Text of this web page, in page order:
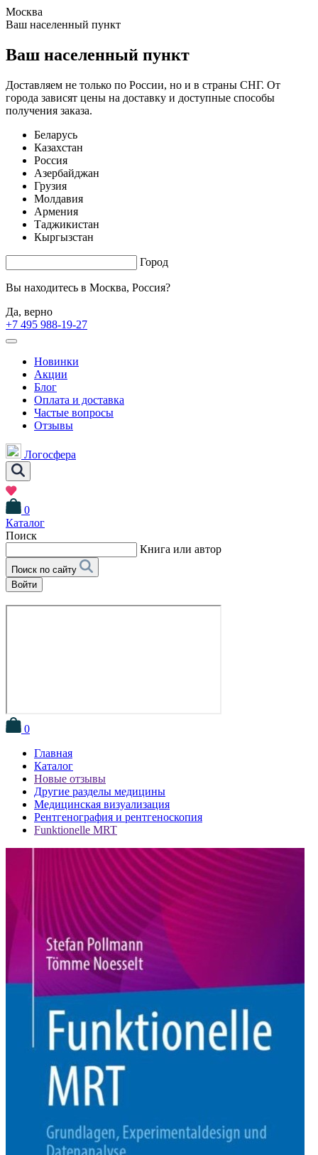
Москва
Ваш населенный пункт
Ваш населенный пункт
Доставляем не только по России, но и в страны СНГ. От
города зависят цены на доставку и доступные способы
получения заказа.
Беларусь
Казахстан
Россия
Азербайджан
Грузия
Молдавия
Армения
Таджикистан
Кыргызстан
Город
Вы находитесь в Москва, Россия?
Да, верно
+7 495 988-19-27
Новинки
Акции
Блог
Оплата и доставка
Частые вопросы
Отзывы
Логосфера
0
Каталог
Поиск
Книга или автор
Поиск по сайту
Войти
0
Главная
Каталог
Новые отзывы
Другие разделы медицины
Медицинская визуализация
Рентгенография и рентгеноскопия
Funktionelle MRT